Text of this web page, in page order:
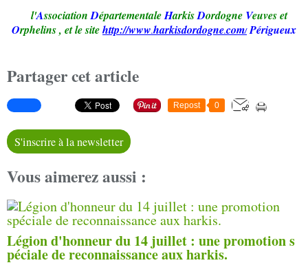
l'Association DépartementaleHarkisDordogne Veuves et
Orphelins, et le sitehttp://www.harkisdordogne.com/ Périgueux
Partager cet article
Repost 0
S'inscrire à la newsletter
Vous aimerez aussi :
Légion d'honneur du 14 juillet : une promotion s
péciale de reconnaissance aux harkis.